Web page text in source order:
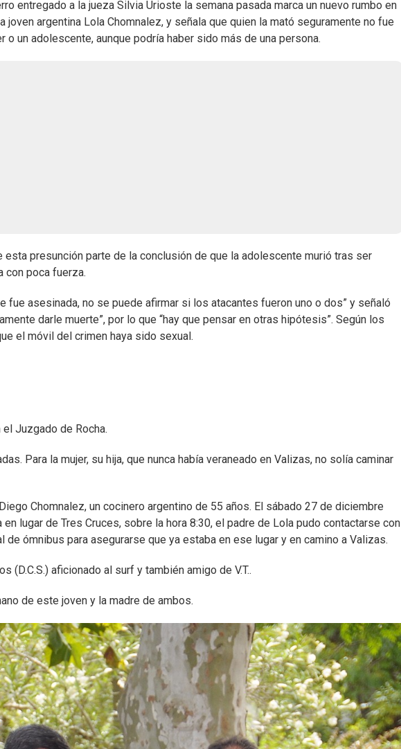
entregado a la jueza Silvia Urioste la semana pasada marca un nuevo rumbo en
argentina Lola Chomnalez, y señala que quien la mató seguramente no fue
o un adolescente, aunque podría haber sido más de una persona.
esta presunción parte de la conclusión de que la adolescente murió tras ser
con poca fuerza.
fue asesinada, no se puede afirmar si los atacantes fueron uno o dos” y señaló
darle muerte”, por lo que “hay que pensar en otras hipótesis”. Según los
el móvil del crimen haya sido sexual.
Juzgado de Rocha.
Para la mujer, su hija, que nunca había veraneado en Valizas, no solía caminar
Chomnalez, un cocinero argentino de 55 años. El sábado 27 de diciembre
lugar de Tres Cruces, sobre la hora 8:30, el padre de Lola pudo contactarse con
de ómnibus para asegurarse que ya estaba en ese lugar y en camino a Valizas.
(D.C.S.) aficionado al surf y también amigo de V.T..
de este joven y la madre de ambos.